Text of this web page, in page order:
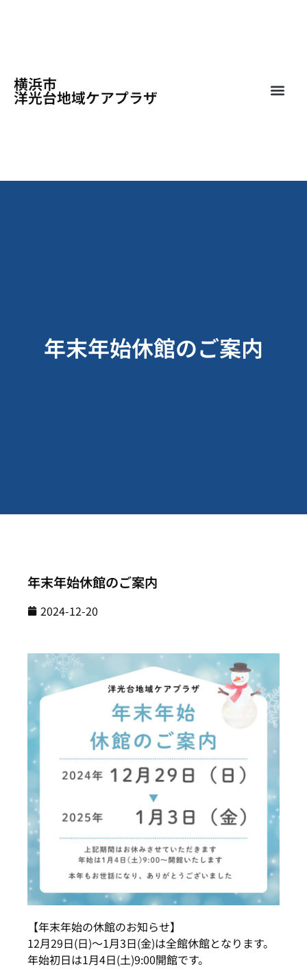
横浜市
洋光台地域ケアプラザ
年末年始休館のご案内
年末年始休館のご案内
2024-12-20
【年末年始の休館のお知らせ】
12月29日(日)～1月3日(金)は全館休館となります。
年始初日は1月4日(土)9:00開館です。